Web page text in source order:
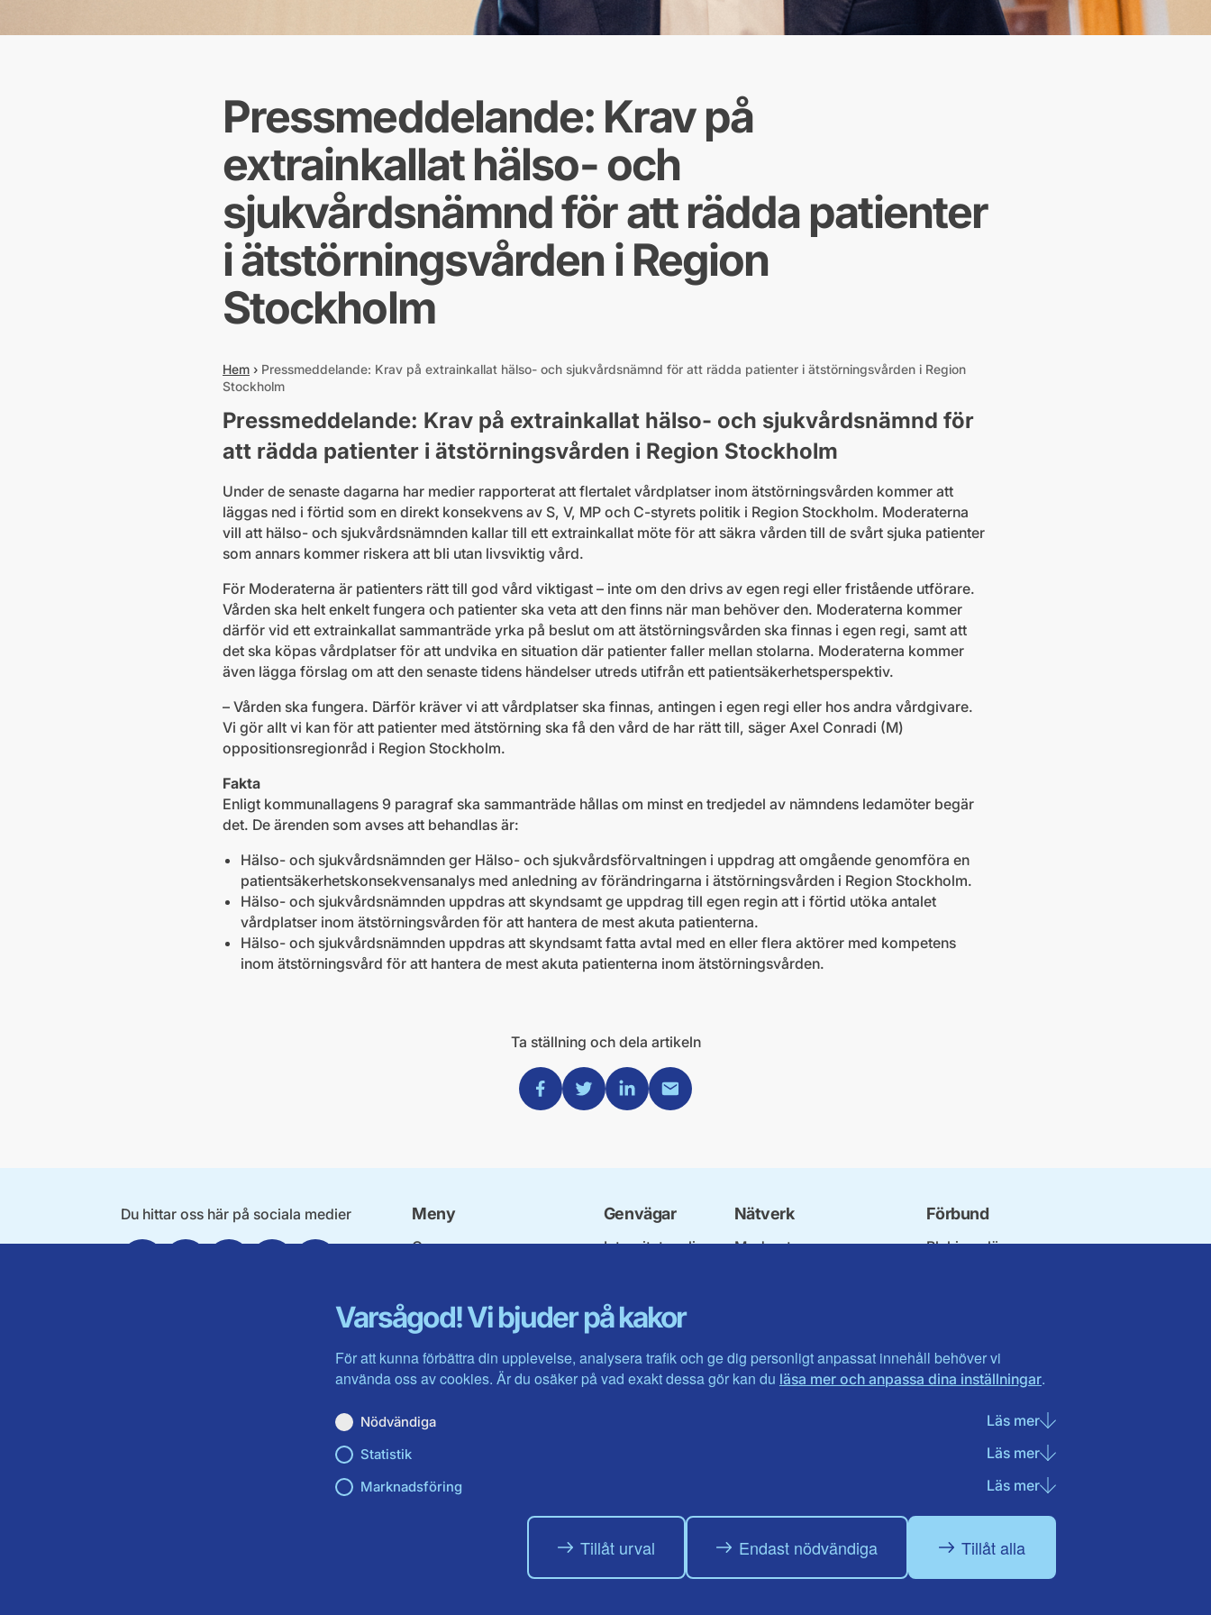
Varsågod! Vi bjuder på kakor
För att kunna förbättra din upplevelse, analysera trafik och ge dig personligt anpassat innehåll behöver vi
använda oss av cookies. Är du osäker på vad exakt dessa gör kan du läsa mer och anpassa dina inställningar.
Nödvändiga Läs merom Nödvändiga cookies
Statistik Läs merom Statistik cookies
Marknadsföring Läs merom Marknadsföring
Tillåt urval Endast nödvändiga Tillåt alla
Pressmeddelande: Krav på
extrainkallat hälso- och
sjukvårdsnämnd för att rädda patienter
i ätstörningsvården i Region
Stockholm
Hem › Pressmeddelande: Krav på extrainkallat hälso- och sjukvårdsnämnd för att rädda patienter i ätstörningsvården i Region
Stockholm
Pressmeddelande: Krav på extrainkallat hälso- och sjukvårdsnämnd för
att rädda patienter i ätstörningsvården i Region Stockholm
Under de senaste dagarna har medier rapporterat att flertalet vårdplatser inom ätstörningsvården kommer att
läggas ned i förtid som en direkt konsekvens av S, V, MP och C-styrets politik i Region Stockholm. Moderaterna
vill att hälso- och sjukvårdsnämnden kallar till ett extrainkallat möte för att säkra vården till de svårt sjuka patienter
som annars kommer riskera att bli utan livsviktig vård.
För Moderaterna är patienters rätt till god vård viktigast – inte om den drivs av egen regi eller fristående utförare.
Vården ska helt enkelt fungera och patienter ska veta att den finns när man behöver den. Moderaterna kommer
därför vid ett extrainkallat sammanträde yrka på beslut om att ätstörningsvården ska finnas i egen regi, samt att
det ska köpas vårdplatser för att undvika en situation där patienter faller mellan stolarna. Moderaterna kommer
även lägga förslag om att den senaste tidens händelser utreds utifrån ett patientsäkerhetsperspektiv.
– Vården ska fungera. Därför kräver vi att vårdplatser ska finnas, antingen i egen regi eller hos andra vårdgivare.
Vi gör allt vi kan för att patienter med ätstörning ska få den vård de har rätt till, säger Axel Conradi (M)
oppositionsregionråd i Region Stockholm.
Fakta
Enligt kommunallagens 9 paragraf ska sammanträde hållas om minst en tredjedel av nämndens ledamöter begär
det. De ärenden som avses att behandlas är:
Hälso- och sjukvårdsnämnden ger Hälso- och sjukvårdsförvaltningen i uppdrag att omgående genomföra en
patientsäkerhetskonsekvensanalys med anledning av förändringarna i ätstörningsvården i Region Stockholm.
Hälso- och sjukvårdsnämnden uppdras att skyndsamt ge uppdrag till egen regin att i förtid utöka antalet
vårdplatser inom ätstörningsvården för att hantera de mest akuta patienterna.
Hälso- och sjukvårdsnämnden uppdras att skyndsamt fatta avtal med en eller flera aktörer med kompetens
inom ätstörningsvård för att hantera de mest akuta patienterna inom ätstörningsvården.
Ta ställning och dela artikeln
Dela via Facebook
Dela via Twitter
Dela via Linkedin
Dela via Mail
Du hittar oss här på sociala medier
FacebookTwitterInstagramLinkedinYoutube
Meny
Om oss
Fyllnadsval av
nämndemän
Nationell politik
Lokal politik
Genvägar
Integritetspolicy
Intranätet
Nätverk
Moderata
Jarl Hjalmarson
Stiftelsen
Företagarrådet
Förbund
Blekinge län
Visa fler ...